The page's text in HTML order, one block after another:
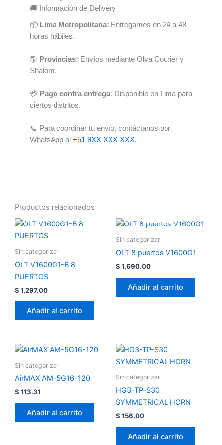
🚚 Información de Delivery
📦 Lima Metropolitana: Entregamos en 24 a 48
horas hábiles.
🌎 Provincias: Envíos mediante Olva Courier y
Shalom.
💳 Pago contra entrega: Disponible en Lima para
ciertos distritos.
📞 Para coordinar tu envío, contáctanos por
WhatsApp al +51 9XX XXX XXX.
Productos relacionados
Sin categorizar
OLT V1600G1-B 8
PUERTOS
$ 1,297.00
Añadir al carrito
Sin categorizar
OLT 8 puertos V1600G1
$ 1,690.00
Añadir al carrito
Sin categorizar
AirMAX AM-5G16-120
$ 113.31
Añadir al carrito
Sin categorizar
HG3-TP-S30
SYMMETRICAL HORN
$ 156.00
Añadir al carrito